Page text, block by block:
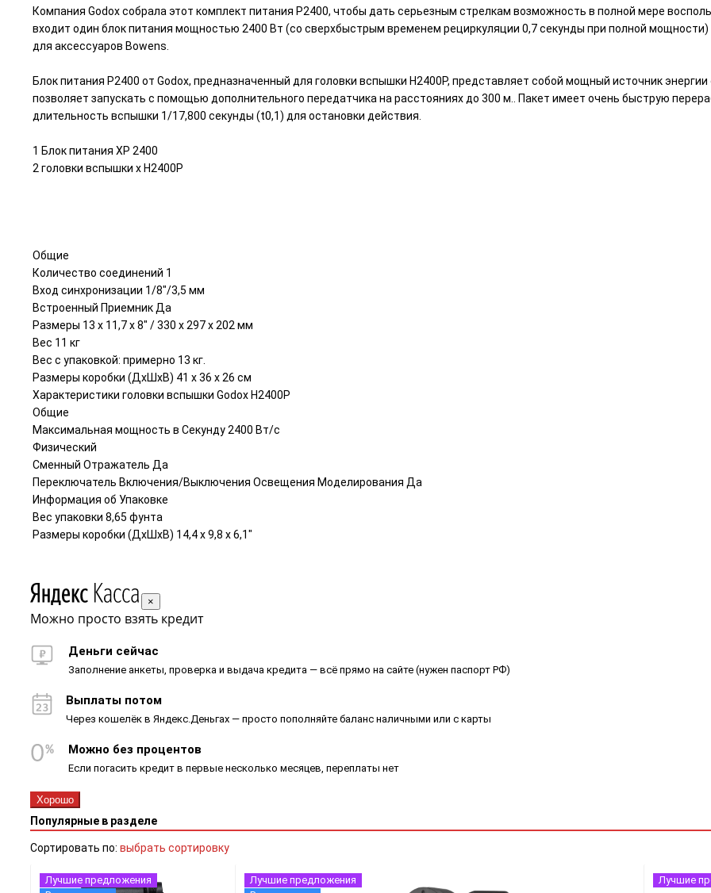
Компания Godox собрала этот комплект питания P2400, чтобы дать серьезным стрелкам возможность в полной мере
входит один блок питания мощностью 2400 Вт (со сверхбыстрым временем рециркуляции 0,7 секунды при полной
для аксессуаров Bowens.
Блок питания P2400 от Godox, предназначенный для головки вспышки H2400P, представляет собой мощный источник
позволяет запускать с помощью дополнительного передатчика на расстояниях до 300 м.. Пакет имеет очень быструю
длительность вспышки 1/17,800 секунды (t0,1) для остановки действия.
1 Блок питания XP 2400
2 головки вспышки x H2400P
Общие
Количество соединений 1
Вход синхронизации 1/8"/3,5 мм
Встроенный Приемник Да
Размеры 13 x 11,7 x 8" / 330 x 297 x 202 мм
Вес 11 кг
Вес с упаковкой: примерно 13 кг.
Размеры коробки (ДхШхВ) 41 x 36 x 26 см
Характеристики головки вспышки Godox H2400P
Общие
Максимальная мощность в Секунду 2400 Вт/с
Физический
Сменный Отражатель Да
Переключатель Включения/Выключения Освещения Моделирования Да
Информация об Упаковке
Вес упаковки 8,65 фунта
Размеры коробки (ДхШхВ) 14,4 x 9,8 x 6,1"
×
Можно просто взять кредит
Деньги сейчас
Заполнение анкеты, проверка и выдача кредита — всё прямо на сайте (нужен паспорт РФ)
Выплаты потом
Через кошелёк в Яндекс.Деньгах — просто пополняйте баланс наличными или с карты
Можно без процентов
Если погасить кредит в первые несколько месяцев, переплаты нет
Хорошо
Популярные в разделе
Сортировать по: выбрать сортировку
Лучшие предложения
Лучшие предложения
Лучшие